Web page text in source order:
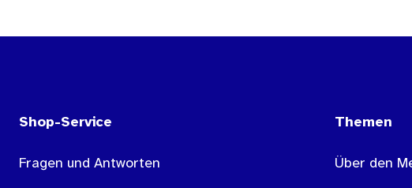
Shop-Service
Fragen und Antworten
Themen
Über den